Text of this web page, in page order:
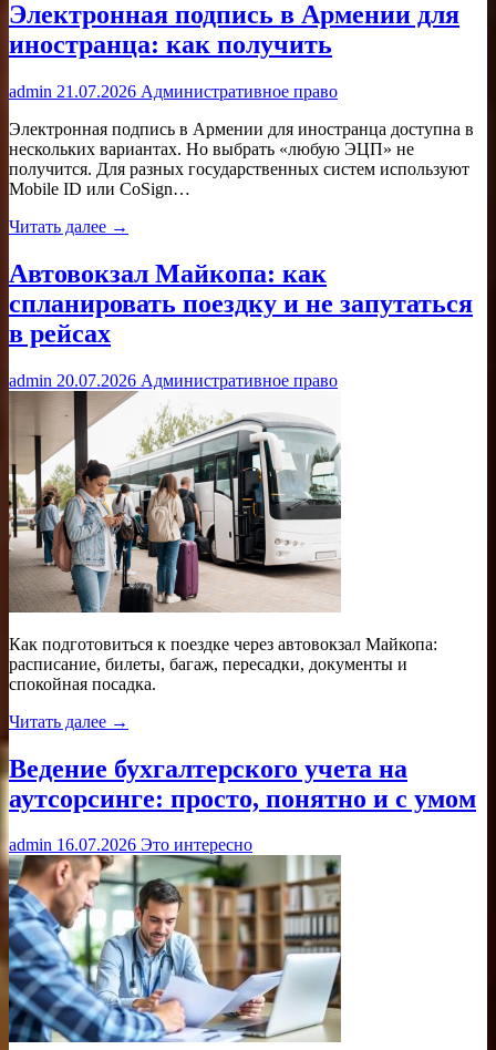
Электронная подпись в Армении для
иностранца: как получить
admin 21.07.2026 Административное право
Электронная подпись в Армении для иностранца доступна в
нескольких вариантах. Но выбрать «любую ЭЦП» не
получится. Для разных государственных систем используют
Mobile ID или CoSign…
Читать далее →
Автовокзал Майкопа: как
спланировать поездку и не запутаться
в рейсах
admin 20.07.2026 Административное право
Как подготовиться к поездке через автовокзал Майкопа:
расписание, билеты, багаж, пересадки, документы и
спокойная посадка.
Читать далее →
Ведение бухгалтерского учета на
аутсорсинге: просто, понятно и с умом
admin 16.07.2026 Это интересно